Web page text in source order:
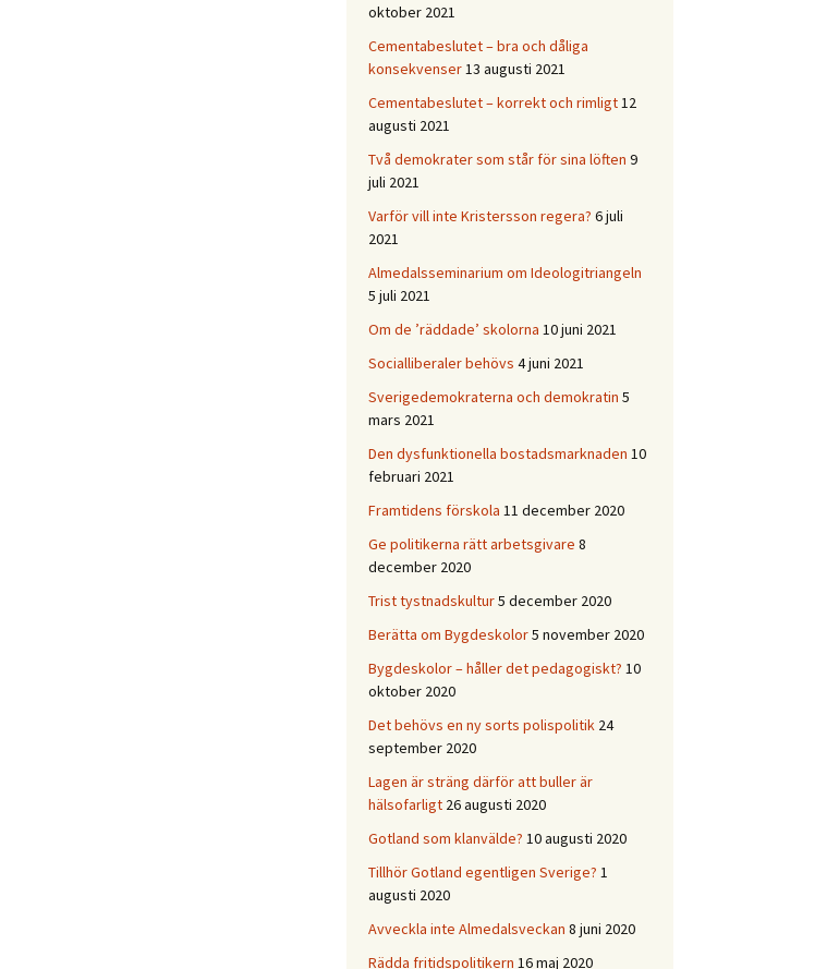
oktober 2021
Cementabeslutet – bra och dåliga
konsekvenser13 augusti 2021
Cementabeslutet – korrekt och rimligt12
augusti 2021
Två demokrater som står för sina löften 9
juli 2021
Varför vill inte Kristersson regera? 6 juli
2021
Almedalsseminarium om Ideologitriangeln
5 juli 2021
Om de ’räddade’ skolorna 10 juni 2021
Socialliberaler behövs 4 juni 2021
Sverigedemokraterna och demokratin 5
mars 2021
Den dysfunktionella bostadsmarknaden 10
februari 2021
Framtidens förskola 11 december 2020
Ge politikerna rätt arbetsgivare 8
december 2020
Trist tystnadskultur5 december 2020
Berätta om Bygdeskolor5 november 2020
Bygdeskolor – håller det pedagogiskt? 10
oktober 2020
Det behövs en ny sorts polispolitik 24
september 2020
Lagen är sträng därför att buller är
hälsofarligt 26 augusti 2020
Gotland som klanvälde? 10 augusti 2020
Tillhör Gotland egentligen Sverige? 1
augusti 2020
Avveckla inte Almedalsveckan 8 juni 2020
Rädda fritidspolitikern 16 maj 2020